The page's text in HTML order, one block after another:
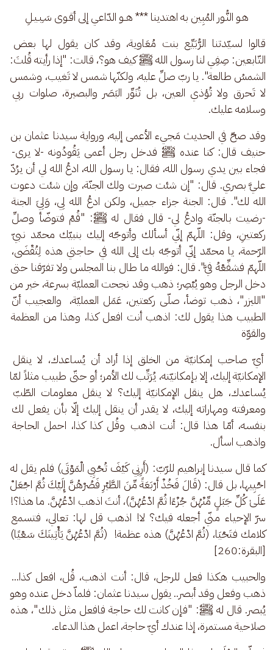
هـو النُّـور المُبِين به اهتدينا *** هــو الدّاعي إلى أقـوى سَـِبـيـلِ
قالوا لسيّدتنا الرُّبَيِّع بنت مُعَاوية، وقد كان يقول لها بعض
التّابعين: صِفِي لنا رسول الله ﷺ كيف هو؟، قالت: "إذا رأيته قُلتَ:
الشمسُ طالعة". يا ربّ صلِّ عليه، ولكنّها شمس لا تَغيب، وشمس
لا تَحرق ولا تُؤذي العين، بل تُنَوِّر البَصَر والبصيرة، صلوات ربي
وسلامه عليك.
وقد صحّ في الحديث مَجيء الأعمى إليه، ورواية سيدنا عثمان بن
حنيف قال: كنا عنده ﷺ فدخل رجل أعمى يَقُودُونه -لا يرى-
فجاء بين يدي رسول الله، فقال: يا رسول الله، ادعُ الله لي أن يرُدّ
عليَّ بصري. قال: "إن شئت صبرت ولك الجنّة، وإن شئت دعوت
الله لك". قال: الجنة جزاء جميل، ولكن ادعُ الله لِي، وَلِيَ الجنة
-رضيت بالجنّة وادعُ لي- قال فقال له ﷺ: "قُمْ فتوضّأ وصلِّ
ركعتينِ، وقل: اللّهمّ إنّي أسألك وأتوجّه إليك بنبيّك محمّد نبيّ
الرّحمة، يا محمّد إنّي أتوجّه بك إلى الله في حاجتي هذه لِتُقْضَى،
اللّهمّ فشفِّعْهُ فيَّ". قال: فوالله ما طال بنا المجلس ولا تفرّقنا حتى
دخل الرجل وهو يُبْصِر؛ ذهب وقد نجحت العمليّة بسرعة، خير من
"الليزر"، ذهب توضأ، صلّى ركعتين، عَمَل العمليّة،  والعجيب أنّ
الطبيب هذا يقول لك: اذهب أنت افعل كذا، وهذا من العظمة
والقوّة
أيّ صاحب إمكانيّة من الخلق إذا أراد أن يُساعدك، لا ينقل
الإمكانيّة إليك، إلا بإمكانيّته، يُرَتِّب لك الأمر؛ أو حتّى طبيب مثلاً لمّا
يُساعدك، هل ينقل الإمكانيّة إليك؟ لا ينقل معلومات الطّبّ
ومعرفته ومهاراته إليك، لا يقدر أن ينقل إليك إلّا بأن يفعل لك
بنفسه، أمّا هذا قال: أنت اذهب وقُل كذا كذا، احمل الحاجة
واذهب اسأل.
كما قال سيدنا إبراهيم للرّبّ: (أَرِنِي كَيْفَ تُحْيِي الْمَوْتَى) فلم يقل له
احْيِيها، بل قال: (قَالَ فَخُذْ أَرْبَعَةً مِّنَ الطَّيْرِ فَصُرْهُنَّ إِلَيْكَ ثُمَّ اجْعَلْ
عَلَىٰ كُلِّ جَبَلٍ مِّنْهُنَّ جُزْءًا ثُمَّ ادْعُهُنَّ)، أنتَ اذهب ادْعُهُنَّ. ما هذا؟!
سرّ الإحياء منّي أجعله فيك؟ لا! اذهب قل لها: تعالي، فتسمع
كلامك فتَحْيَا، (ثُمَّ ادْعُهُنَّ) هذه عظمة!  (ثُمَّ ادْعُهُنَّ يَأْتِينَكَ سَعْيًا)
[البقرة:260]
والحبيب هكذا فعل للرجل، قال: أنت اذهب، قُل، افعل كذا...
ذهب وفعل وقد أبصر.. يقول سيدنا عثمان: فلماّ دخل عنده وهو
يُبصر. قال له ﷺ: "فإن كانت لك حاجة فافعل مثل ذلك"، هذه
صلاحية مستمرة، إذا عندك أيّ حاجة، اعمل هذا الدعاء.